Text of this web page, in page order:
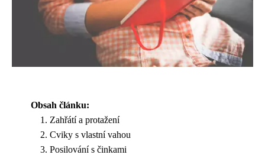
Obsah článku:
Zahřátí a protažení
Cviky s vlastní vahou
Posilování s činkami